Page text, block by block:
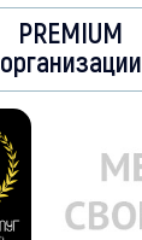
PREMIUM
организации